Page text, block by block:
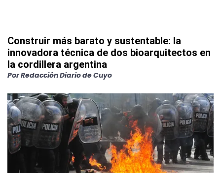
Construir más barato y sustentable: la
innovadora técnica de dos bioarquitectos en
la cordillera argentina
PorRedacción Diario de Cuyo